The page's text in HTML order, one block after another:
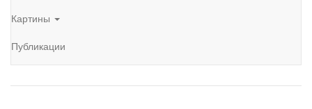
Картины
Публикации